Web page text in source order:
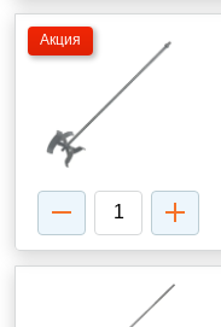
Акция